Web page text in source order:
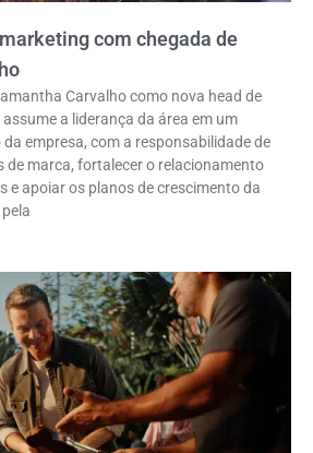
com chegada de
Carvalho como nova head de
a liderança da área em um
empresa, com a responsabilidade de
de marca, fortalecer o relacionamento
e apoiar os planos de crescimento da